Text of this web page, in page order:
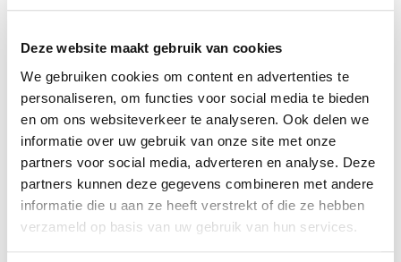
Deze website maakt gebruik van cookies
We gebruiken cookies om content en advertenties te
personaliseren, om functies voor social media te bieden
en om ons websiteverkeer te analyseren. Ook delen we
informatie over uw gebruik van onze site met onze
partners voor social media, adverteren en analyse. Deze
partners kunnen deze gegevens combineren met andere
informatie die u aan ze heeft verstrekt of die ze hebben
verzameld op basis van uw gebruik van hun services.
producten. Uiteraard dragen alle gestoffeerde meubels van
Möbel" (ca: de gemeenschap van meubelmakers) en voldoen
Duits bestaan ​​voor kwaliteitsborging.
Onderhoud
Wanneer u bij aanschaf met nieuwe meubelen (die bij Van
Woerden Wonen besteld zijn), kiest voor 5 jaar
onderhoudsgarantie, wordt er voor 5 jaar lang, gratis alle
hierbij aan vlekverwijdering, verhelpen van kraakgeluiden en
losgeraakte verbindingen. Kort gezegd, problemen die met
langdurig gebruik van meubels voor kunnen komen. Hiervoor